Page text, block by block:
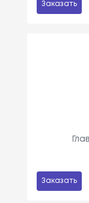
Заказать
Заказать